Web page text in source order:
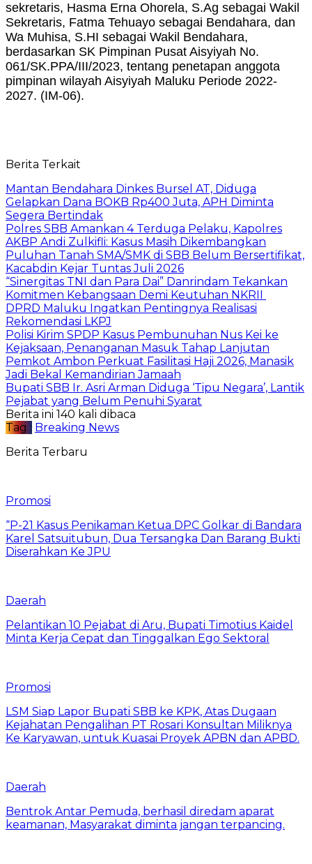
sekretaris, Hasma Erna Ohorela, S.Ag sebagai Wakil
Sekretaris, Fatma Tehuayo sebagai Bendahara, dan
Wa Muhisa, S.HI sebagai Wakil Bendahara,
berdasarkan SK Pimpinan Pusat Aisyiyah No.
061/SK.PPA/III/2023, tentang penetapan anggota
pimpinan wilayah Aisyiyah Maluku Periode 2022-
2027. (IM-06).
Berita Terkait
Mantan Bendahara Dinkes Bursel AT, Diduga
Gelapkan Dana BOKB Rp400 Juta, APH Diminta
Segera Bertindak
Polres SBB Amankan 4 Terduga Pelaku, Kapolres
AKBP Andi Zulkifli: Kasus Masih Dikembangkan
Puluhan Tanah SMA/SMK di SBB Belum Bersertifikat,
Kacabdin Kejar Tuntas Juli 2026
“Sinergitas TNI dan Para Dai” Danrindam Tekankan
Komitmen Kebangsaan Demi Keutuhan NKRII ‎
DPRD Maluku Ingatkan Pentingnya Realisasi
Rekomendasi LKPJ
Polisi Kirim SPDP Kasus Pembunuhan Nus Kei ke
Kejaksaan, Penanganan Masuk Tahap Lanjutan
Pemkot Ambon Perkuat Fasilitasi Haji 2026, Manasik
Jadi Bekal Kemandirian Jamaah
Bupati SBB Ir. Asri Arman Diduga ‘Tipu Negara’, Lantik
Pejabat yang Belum Penuhi Syarat
Berita ini 140 kali dibaca
Tag : Breaking News
Berita Terbaru
Promosi
“P-21 Kasus Penikaman Ketua DPC Golkar di Bandara
Karel Satsuitubun, Dua Tersangka Dan Barang Bukti
Diserahkan Ke JPU
Daerah
Pelantikan 10 Pejabat di Aru, Bupati Timotius Kaidel
Minta Kerja Cepat dan Tinggalkan Ego Sektoral
Promosi
LSM Siap Lapor Bupati SBB ke KPK, Atas Dugaan
Kejahatan Pengalihan PT Rosari Konsultan Miliknya
Ke Karyawan, untuk Kuasai Proyek APBN dan APBD.
Daerah
Bentrok Antar Pemuda, berhasil diredam aparat
keamanan, Masyarakat diminta jangan terpancing.